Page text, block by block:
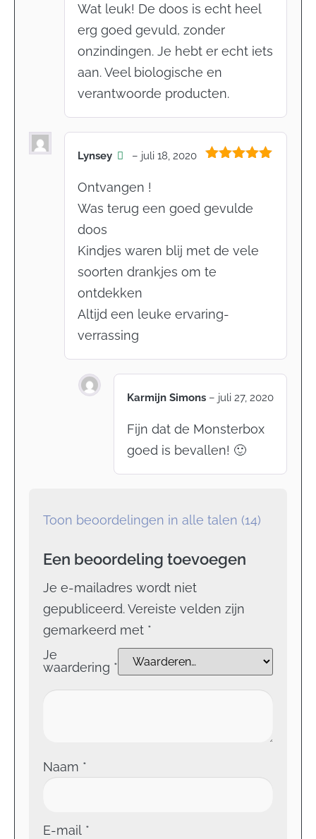
Wat leuk! De doos is echt heel
erg goed gevuld, zonder
onzindingen. Je hebt er echt iets
aan. Veel biologische en
verantwoorde producten.
Lynsey – juli 18, 2020
Ontvangen !
Was terug een goed gevulde
doos
Kindjes waren blij met de vele
soorten drankjes om te
ontdekken
Altijd een leuke ervaring-
verrassing
Karmijn Simons – juli 27, 2020
Fijn dat de Monsterbox
goed is bevallen! 🙂
Toon beoordelingen in alle talen (14)
Een beoordeling toevoegen
Je e-mailadres wordt niet
gepubliceerd.Vereiste velden zijn
gemarkeerd met *
Je
waardering *
Naam *
E-mail *